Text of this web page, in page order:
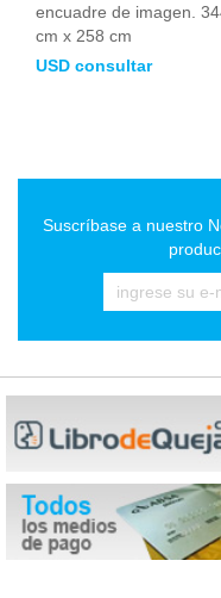
encuadre de imagen.
cm x 258 cm
USD consultar
Suscríbase a nuestro